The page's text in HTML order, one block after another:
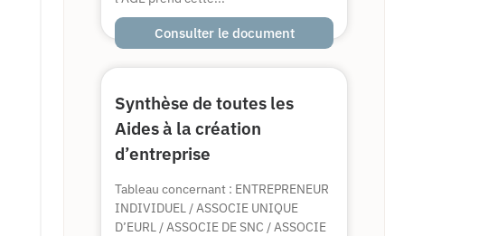
Consulter le document
Synthèse de toutes les
Aides à la création
d’entreprise
Tableau concernant : ENTREPRENEUR
INDIVIDUEL / ASSOCIE UNIQUE
D’EURL / ASSOCIE DE SNC / ASSOCIE